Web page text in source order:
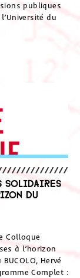
publiques
du
solidaires
du
Colloque
à l’horizon
Hervé
Complet :